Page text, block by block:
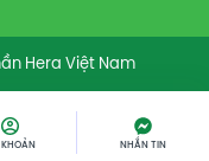
NHẮN TIN
Hera Việt Nam